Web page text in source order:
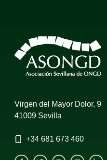
Virgen del Mayor Dolor, 9
41009 Sevilla
+34 681 673 460